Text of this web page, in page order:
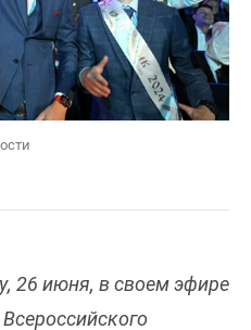
26 июня, в своем эфире